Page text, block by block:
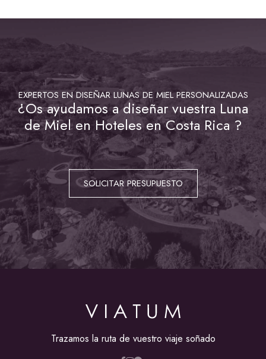
EXPERTOS EN DISEÑAR LUNAS DE MIEL PERSONALIZADAS
¿Os ayudamos a diseñar vuestra Luna
de Miel en Hoteles en Costa Rica ?
SOLICITAR PRESUPUESTO
Trazamos la ruta de vuestro viaje soñado